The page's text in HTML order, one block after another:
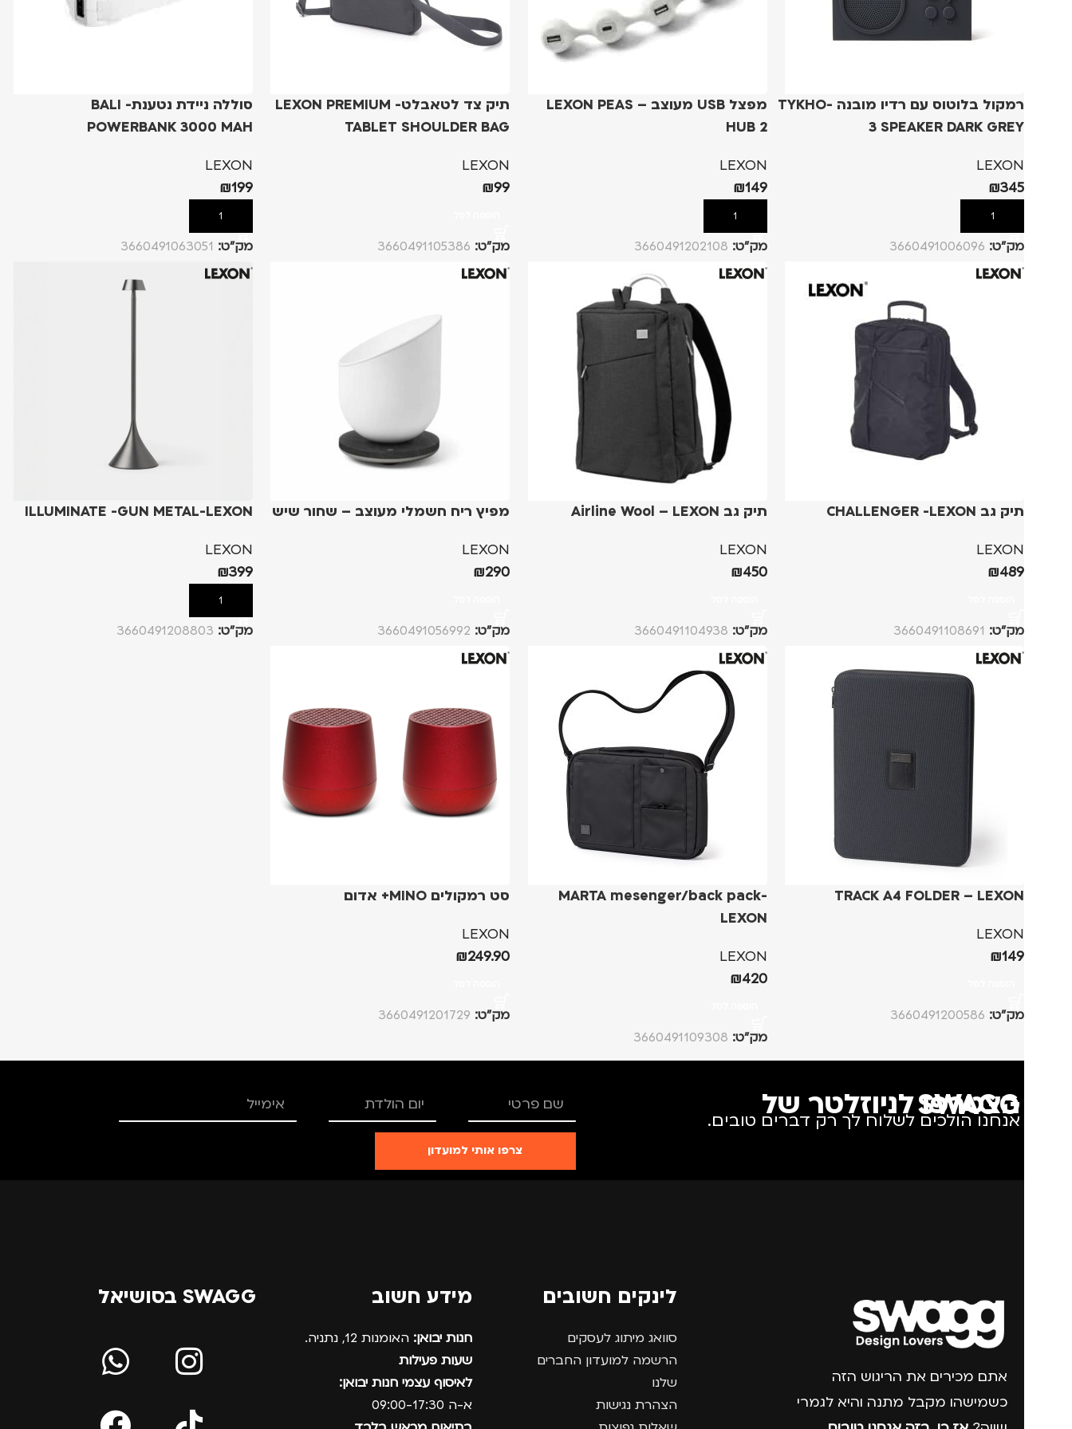
רמקול בלוטוס עם רדיו מובנה -TYKHO
3 SPEAKER DARK GREY
LEXON
₪345
הוספה לסל
מק”ט: 3660491006096
מפצל USB מעוצב – LEXON PEAS
HUB 2
LEXON
₪149
הוספה לסל
מק”ט: 3660491202108
תיק צד לטאבלט- LEXON PREMIUM
TABLET SHOULDER BAG
LEXON
₪99
מק”ט: 3660491105386
סוללה ניידת נטענת- BALI
POWERBANK 3000 MAH
LEXON
₪199
הוספה לסל
מק”ט: 3660491063051
תיק גב CHALLENGER -LEXON
LEXON
₪489
מק”ט: 3660491108691
תיק גב Airline Wool – LEXON
LEXON
₪450
מק”ט: 3660491104938
מפיץ ריח חשמלי מעוצב – שחור שיש
LEXON
₪290
מק”ט: 3660491056992
ILLUMINATE -GUN METAL-LEXON
LEXON
₪399
הוספה לסל
מק”ט: 3660491208803
TRACK A4 FOLDER – LEXON
LEXON
₪149
מק”ט: 3660491200586
MARTA mesenger/back pack-
LEXON
LEXON
₪420
מק”ט: 3660491109308
סט רמקולים MINO+ אדום
LEXON
₪249.90
מק”ט: 3660491201729
הצטרפו לניוזלטר של SWAGG
אנחנו הולכים לשלוח לך רק דברים טובים.
צרפו אותי למועדון
אתם מכירים את הריגוש הזה
כשמישהו מקבל מתנה והיא לגמרי
לינקים חשובים
סוואג מיתוג לעסקים
הרשמה למועדון החברים
שלנו
הצהרת נגישות
מידע חשוב
חנות יבואן: האומנות 12, נתניה.
שעות פעילות
לאיסוף עצמי חנות יבואן:
א-ה 09:00-17:30
SWAGG בסושיאל